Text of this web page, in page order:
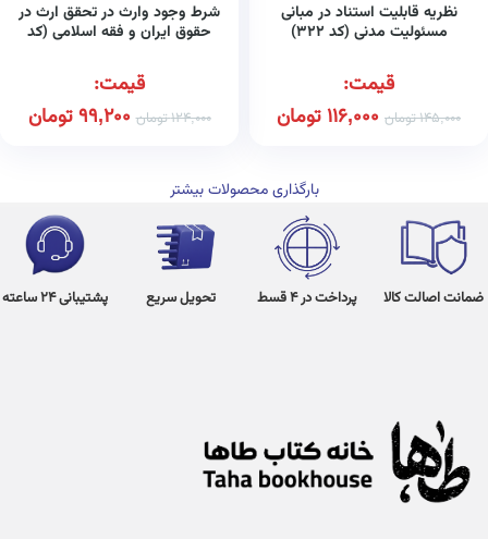
نظریه قابلیت استناد در مبانی
مسئولیت مدنی (کد ۳۲۲)
قیمت:
145,000تومان 116,000تومان
شرط وجود وارث در تحقق ارث در
حقوق ایران و فقه اسلامی (کد
قیمت:
124,000تومان 99,200تومان
بارگذاری محصولات بیشتر
ضمانت اصالت کالا پرداخت در 4 قسط تحویل سریع پشتیبانی 24 ساعته